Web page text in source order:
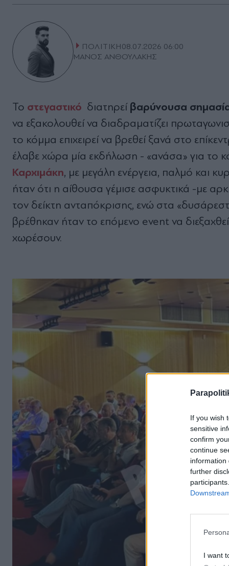
If you wish
sensitive
confirm
continue
information
further
I want
ΠΟΛΙΤΙΚΗ08.07.2026 06:00
ΜΑΝΟΣ ΑΝΘΟΥΛΑΚΗΣ
Το στεγαστικό διατηρεί βαρύνουσα
να εξακολουθεί να διαδραματίζει
το κόμμα επιχειρεί να βρεθεί ξανά στο
έλαβε χώρα μία εκδήλωση - «ανάσα» για το
Καρχιμάκη, με μεγάλη ενέργεια, παλμό και
ήταν ότι η αίθουσα γέμισε ασφυκτικά -με
τον δείκτη ανταπόκρισης, ενώ στα
βρέθηκαν ήταν το επόμενο event να
χωρέσουν.